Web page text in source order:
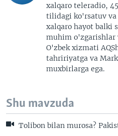
xalqaro teleradio,
tilidagi ko'rsatuv
xalqaro hayot balki
muhim o'zgarishlar
O'zbek xizmati
tahririyatga va
muxbirlarga ega.
Shu mavzuda
Tolibon bilan murosa?